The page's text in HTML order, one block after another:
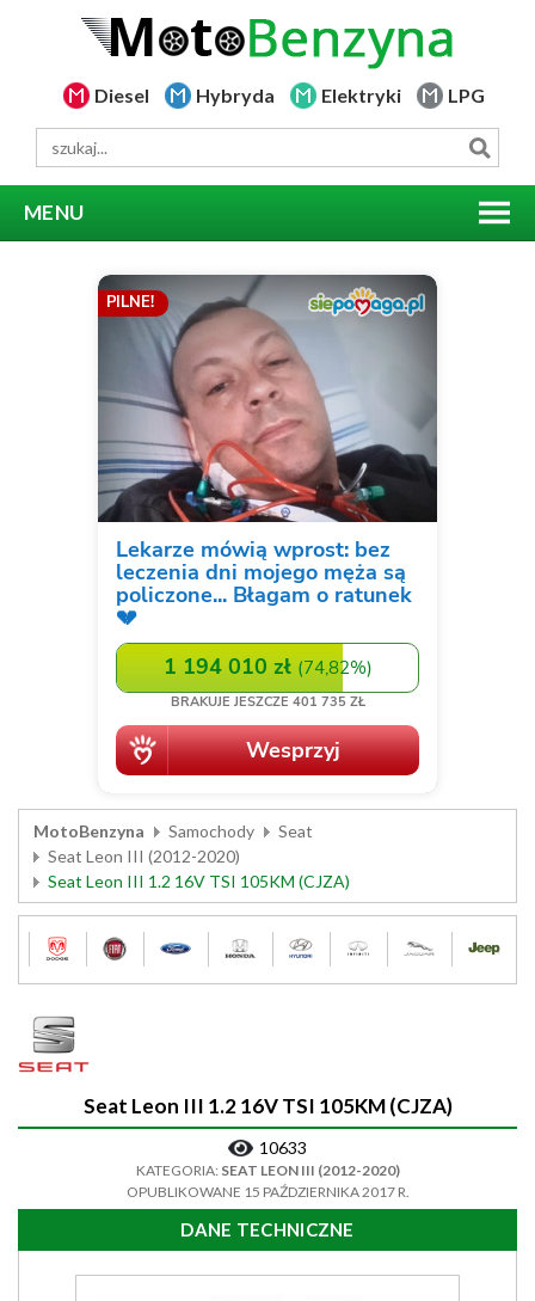
Diesel Hybryda Elektryki LPG
MENU
MotoBenzyna Samochody
Seat
Seat Leon III (2012-2020)
Seat Leon III 1.2 16V TSI 105KM (CJZA)
Seat Leon III 1.2 16V TSI 105KM (CJZA)
10633
KATEGORIA: SEAT LEON III (2012-2020)
OPUBLIKOWANE 15 PAŹDZIERNIKA 2017 R.
DANE TECHNICZNE